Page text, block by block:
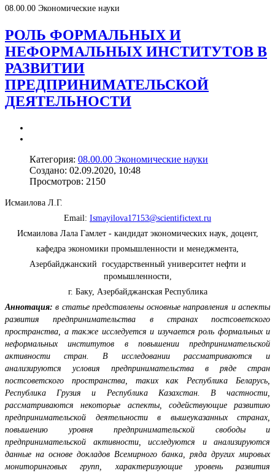
08.00.00 Экономические науки
РОЛЬ ФОРМАЛЬНЫХ И
НЕФОРМАЛЬНЫХ ИНСТИТУТОВ В
РАЗВИТИИ
ПРЕДПРИНИМАТЕЛЬСКОЙ
ДЕЯТЕЛЬНОСТИ
Категория: 08.00.00 Экономические науки
Создано: 02.09.2020, 10:48
Просмотров: 2150
Исмаилова Л.Г.
Email: Ismayilova17153@scientifictext.ru
Исмаилова Лала Гамлет - кандидат экономических наук, доцент,
кафедра экономики промышленности и менеджмента,
Азербайджанский государственный университет нефти и
промышленности,
г. Баку, Азербайджанская Республика
Аннотация:в статье представлены основные направления и аспекты
развития предпринимательства в странах постсоветского
пространства, а также исследуется и изучается роль формальных и
неформальных институтов в повышении предпринимательской
активности стран. В исследовании рассматриваются и
анализируются условия предпринимательства в ряде стран
постсоветского пространства, таких как Республика Беларусь,
Республика Грузия и Республика Казахстан.
В частности,
рассматриваются некоторые аспекты, содействующие развитию
предпринимательской деятельности в вышеуказанных странах,
повышению уровня предпринимательской свободы и
предпринимательской активности,
исследуются и анализируются
данные на основе докладов Всемирного банка, ряда других мировых
мониторинговых групп, характеризующие уровень развития